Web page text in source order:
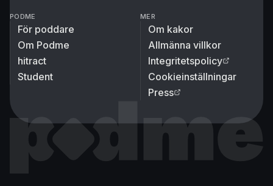
PODME
För poddare
Om Podme
hitract
Student
MER
Om kakor
Allmänna villkor
Integritetspolicy
Cookieinställningar
Press